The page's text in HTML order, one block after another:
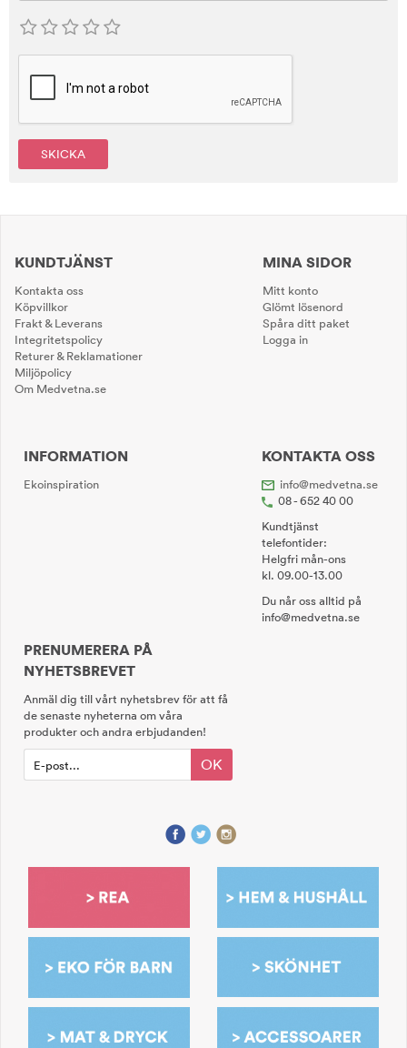
SKICKA
KUNDTJÄNST
Kontakta oss
Köpvillkor
Frakt & Leverans
Integritetspolicy
Returer & Reklamationer
Miljöpolicy
Om Medvetna.se
MINA SIDOR
Mitt konto
Glömt lösenord
Spåra ditt paket
Logga in
INFORMATION
Ekoinspiration
KONTAKTA OSS
info@medvetna.se
08 - 652 40 00
Kundtjänst
telefontider:
Helgfri mån-ons
kl. 09.00-13.00
Du når oss alltid på
info@medvetna.se
PRENUMERERA PÅ
NYHETSBREVET
Anmäl dig till vårt nyhetsbrev för att få
de senaste nyheterna om våra
produkter och andra erbjudanden!
OK